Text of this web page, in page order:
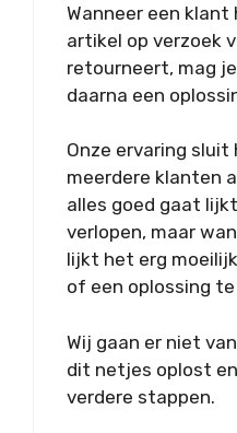
Wanneer een
artikel op verzoek
retourneert, mag
daarna een
Onze ervaring
meerdere klanten
alles goed gaat
verlopen, maar
lijkt het erg
of een oplossing
Wij gaan er niet
dit netjes oplost
verdere stappen.